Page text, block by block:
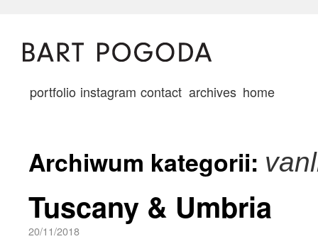
portfolio instagram contact archives home
Archiwum kategorii:
Tuscany & Umbria
20/11/2018